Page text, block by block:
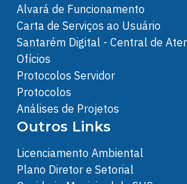
Alvará de Funcionamento
Carta de Serviços ao Usuário
Santarém Digital - Central de
Ofícios
Protocolos Servidor
Protocolos
Análises de Projetos
Outros Links
Licenciamento Ambiental
Plano Diretor e Setorial